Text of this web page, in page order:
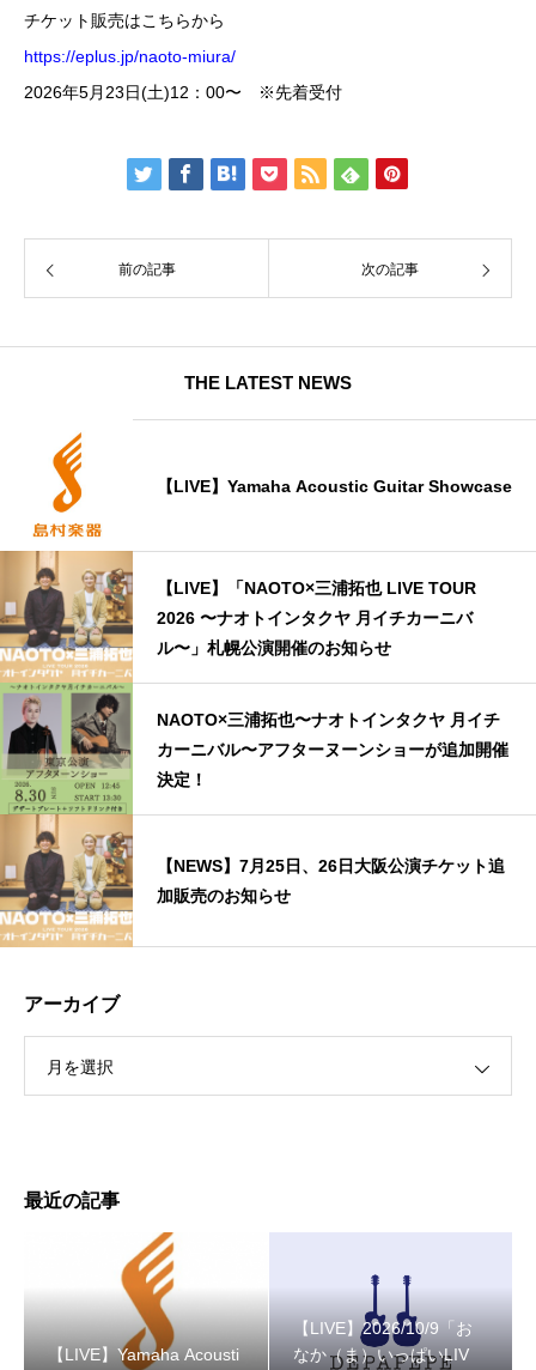
チケット販売はこちらから
https://eplus.jp/naoto-miura/
2026年5月23日(土)12：00〜 ※先着受付
前の記事 次の記事
THE LATEST NEWS
【LIVE】Yamaha Acoustic Guitar Showcase
【LIVE】「NAOTO×三浦拓也 LIVE TOUR
2026 〜ナオトインタクヤ 月イチカーニバ
ル〜」札幌公演開催のお知らせ
NAOTO×三浦拓也〜ナオトインタクヤ 月イチ
カーニバル〜アフターヌーンショーが追加開催
決定！
【NEWS】7月25日、26日大阪公演チケット追
加販売のお知らせ
アーカイブ
月を選択
最近の記事
【LIVE】Yamaha Acousti
【LIVE】2026/10/9「お
なか（ま）いっぱいLIV